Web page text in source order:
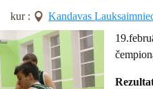
kur :
Kandavas